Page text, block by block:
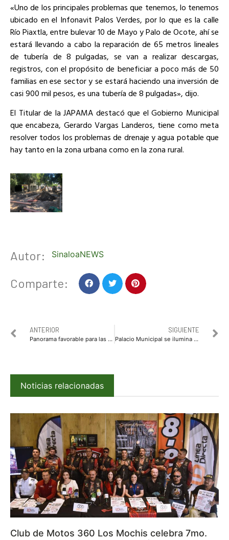
«Uno de los principales problemas que tenemos, lo tenemos
ubicado en el Infonavit Palos Verdes, por lo que es la calle
Río Piaxtla, entre bulevar 10 de Mayo y Palo de Ocote, ahí se
estará llevando a cabo la reparación de 65 metros lineales
de tubería de 8 pulgadas, se van a realizar descargas,
registros, con el propósito de beneficiar a poco más de 50
familias en ese sector y se estará haciendo una inversión de
casi 900 mil pesos, es una tubería de 8 pulgadas», dijo.
El Titular de la JAPAMA destacó que el Gobierno Municipal
que encabeza, Gerardo Vargas Landeros, tiene como meta
resolver todos los problemas de drenaje y agua potable que
hay tanto en la zona urbana como en la zona rural.
Autor: SinaloaNEWS
Comparte:
ANTERIOR
Panorama favorable para las presas del Norte de Sinaloa: César Galaviz AARFS
SIGUIENTE
Palacio Municipal se ilumina en conmemoración del Día Internacional del Orgullo LGBTIQ+
Noticias relacionadas
Club de Motos 360 Los Mochis celebra 7mo.